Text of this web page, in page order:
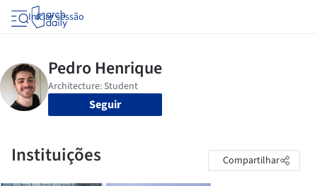
Iniciar sessão
Seguir
Instituições Compartilhar